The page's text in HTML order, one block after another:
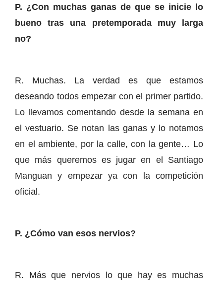
P. ¿Con muchas ganas de que se inicie lo
bueno tras una pretemporada muy larga
no?
R. Muchas. La verdad es que estamos
deseando todos empezar con el primer partido.
Lo llevamos comentando desde la semana en
el vestuario. Se notan las ganas y lo notamos
en el ambiente, por la calle, con la gente… Lo
que más queremos es jugar en el Santiago
Manguan y empezar ya con la competición
oficial.
P. ¿Cómo van esos nervios?
R. Más que nervios lo que hay es muchas